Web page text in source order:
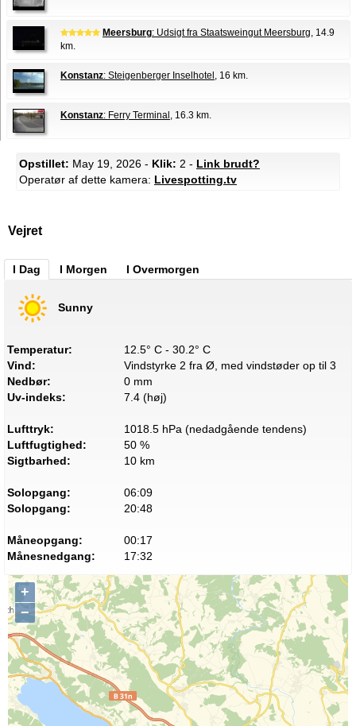
Meersburg: Udsigt fra Staatsweingut Meersburg, 14.9
km.
Konstanz: Steigenberger Inselhotel , 16 km.
Konstanz: Ferry Terminal , 16.3 km.
Opstillet: May 19, 2026 - Klik: 2 - Link brudt?
Operatør af dette kamera: Livespotting.tv
Vejret
I Dag I Morgen I Overmorgen
Sunny
Temperatur:
12.5° C - 30.2° C
Vind:
Vindstyrke 2 fra Ø, med vindstøder op til 3
Nedbør:
0 mm
Uv-indeks:
7.4 (høj)
Lufttryk:
1018.5 hPa (nedadgående tendens)
Luftfugtighed:
50 %
Sigtbarhed:
10 km
Solopgang:
06:09
Solopgang:
20:48
Måneopgang:
00:17
Månesnedgang:
17:32
+
−